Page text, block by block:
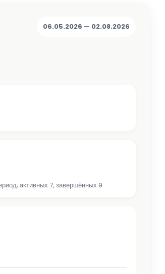
06.05.2026 — 02.08.2026
активных 7, завершённых 9